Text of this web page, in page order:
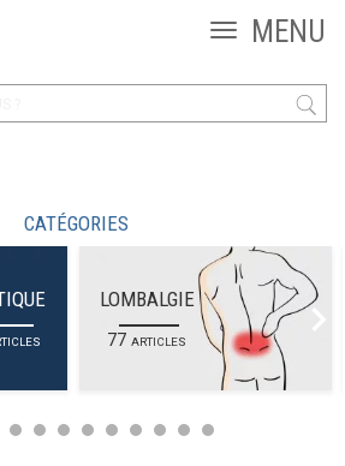
CATÉGORIES
LOMBALGIE
77ARTICLES